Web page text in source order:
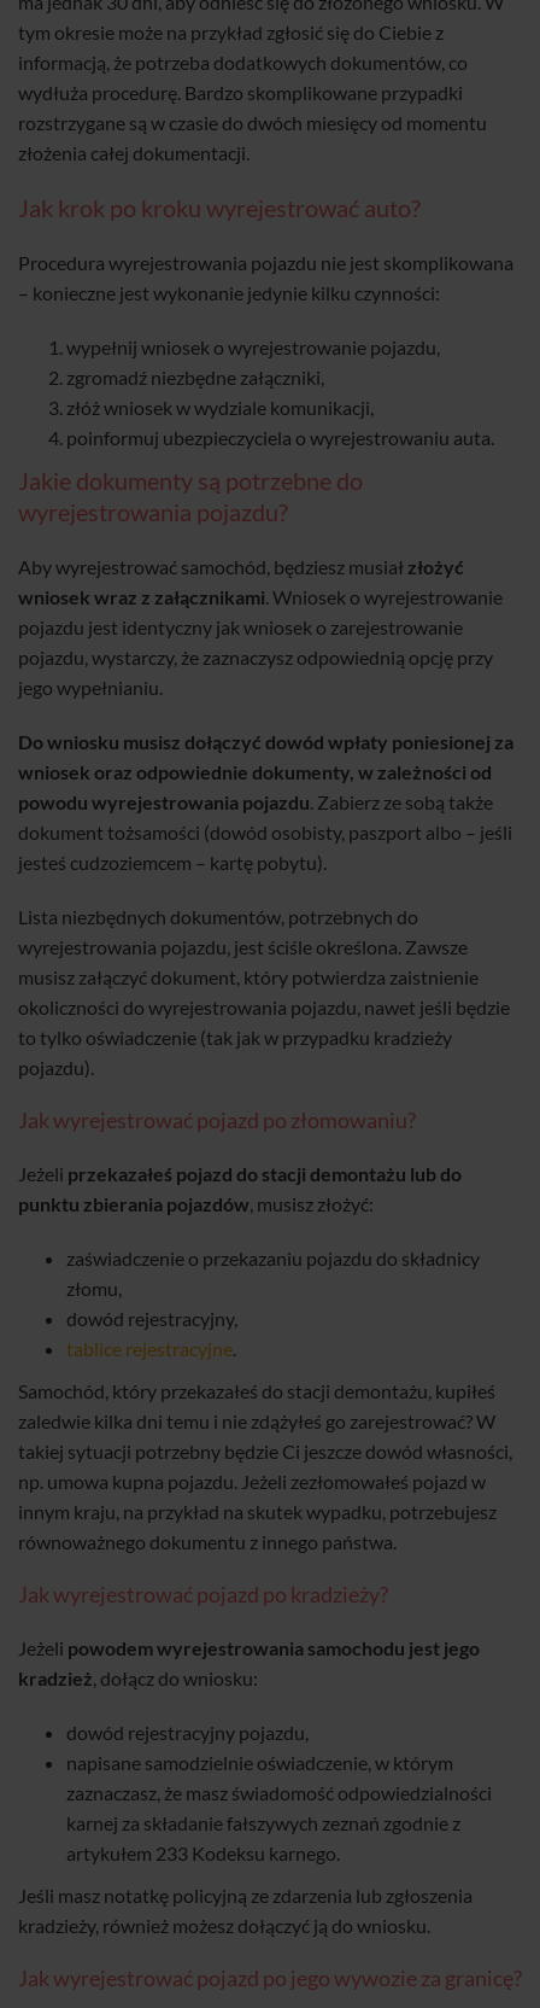
tym okresie może na przykład zgłosić się do Ciebie z
informacją, że potrzeba dodatkowych dokumentów, co
wydłuża procedurę. Bardzo skomplikowane przypadki
rozstrzygane są w czasie do dwóch miesięcy od momentu
złożenia całej dokumentacji.
Jak krok po kroku wyrejestrować auto?
Procedura wyrejestrowania pojazdu nie jest skomplikowana
– konieczne jest wykonanie jedynie kilku czynności:
wypełnij wniosek o wyrejestrowanie pojazdu,
zgromadź niezbędne załączniki,
złóż wniosek w wydziale komunikacji,
poinformuj ubezpieczyciela o wyrejestrowaniu auta.
Jakie dokumenty są potrzebne do
wyrejestrowania pojazdu?
Aby wyrejestrować samochód, będziesz musiał złożyć
wniosek wraz z załącznikami. Wniosek o wyrejestrowanie
pojazdu jest identyczny jak wniosek o zarejestrowanie
pojazdu, wystarczy, że zaznaczysz odpowiednią opcję przy
jego wypełnianiu.
Do wniosku musisz dołączyć dowód wpłaty poniesionej za
wniosek oraz odpowiednie dokumenty, w zależności od
powodu wyrejestrowania pojazdu. Zabierz ze sobą także
dokument tożsamości (dowód osobisty, paszport albo – jeśli
jesteś cudzoziemcem – kartę pobytu).
Lista niezbędnych dokumentów, potrzebnych do
wyrejestrowania pojazdu, jest ściśle określona. Zawsze
musisz załączyć dokument, który potwierdza zaistnienie
okoliczności do wyrejestrowania pojazdu, nawet jeśli będzie
to tylko oświadczenie (tak jak w przypadku kradzieży
pojazdu).
Jak wyrejestrować pojazd po złomowaniu?
Jeżeli przekazałeś pojazd do stacji demontażu lub do
punktu zbierania pojazdów, musisz złożyć:
zaświadczenie o przekazaniu pojazdu do składnicy
złomu,
dowód rejestracyjny,
tablice rejestracyjne.
Samochód, który przekazałeś do stacji demontażu, kupiłeś
zaledwie kilka dni temu i nie zdążyłeś go zarejestrować? W
takiej sytuacji potrzebny będzie Ci jeszcze dowód własności,
np. umowa kupna pojazdu. Jeżeli zezłomowałeś pojazd w
innym kraju, na przykład na skutek wypadku, potrzebujesz
równoważnego dokumentu z innego państwa.
Jak wyrejestrować pojazd po kradzieży?
Jeżeli powodem wyrejestrowania samochodu jest jego
kradzież, dołącz do wniosku:
dowód rejestracyjny pojazdu,
napisane samodzielnie oświadczenie, w którym
zaznaczasz, że masz świadomość odpowiedzialności
karnej za składanie fałszywych zeznań zgodnie z
artykułem 233 Kodeksu karnego.
Jeśli masz notatkę policyjną ze zdarzenia lub zgłoszenia
kradzieży, również możesz dołączyć ją do wniosku.
Jak wyrejestrować pojazd po jego wywozie za granicę?